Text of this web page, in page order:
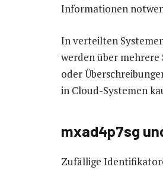
Informationen
In verteilten
werden über
oder
in Cloud-Systemen
mxad4p7sg
Zufällige